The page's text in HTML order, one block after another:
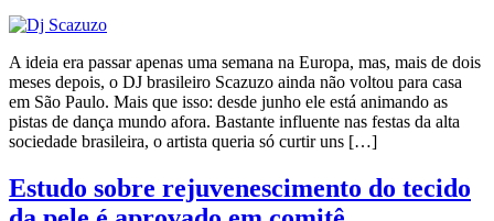
A ideia era passar apenas uma semana na Europa, mas, mais de dois
meses depois, o DJ brasileiro Scazuzo ainda não voltou para casa
em São Paulo. Mais que isso: desde junho ele está animando as
pistas de dança mundo afora. Bastante influente nas festas da alta
sociedade brasileira, o artista queria só curtir uns […]
Estudo sobre rejuvenescimento do tecido